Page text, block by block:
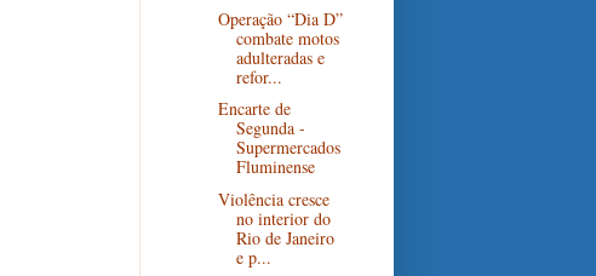
Operação “Dia D”
combate motos
adulteradas e
refor...
Encarte de
Segunda -
Supermercados
Fluminense
Violência cresce
no interior do
Rio de Janeiro
e p...